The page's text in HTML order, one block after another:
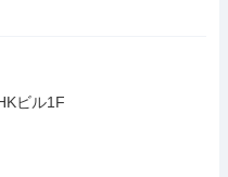
ビル1F